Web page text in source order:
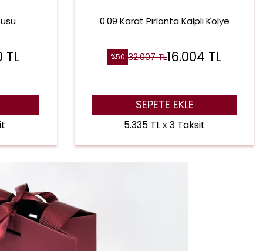
TL
0.09 Karat Pırlanta Kalpli Kolye
%50 32.007TL16.004 TL
SEPETE EKLE
5.335 TL x 3 Taksit